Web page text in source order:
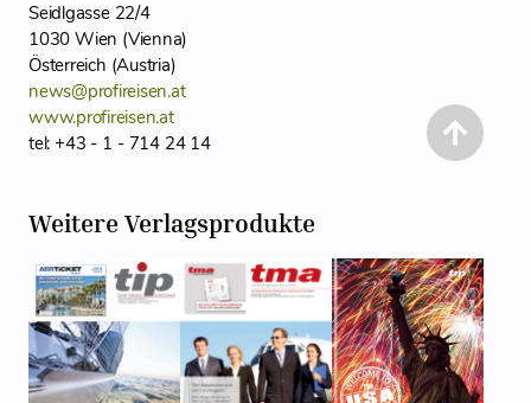
Seidlgasse 22/4
1030 Wien (Vienna)
Österreich (Austria)
news@profireisen.at
www.profireisen.at
tel: +43 - 1 - 714 24 14
Weitere Verlagsprodukte